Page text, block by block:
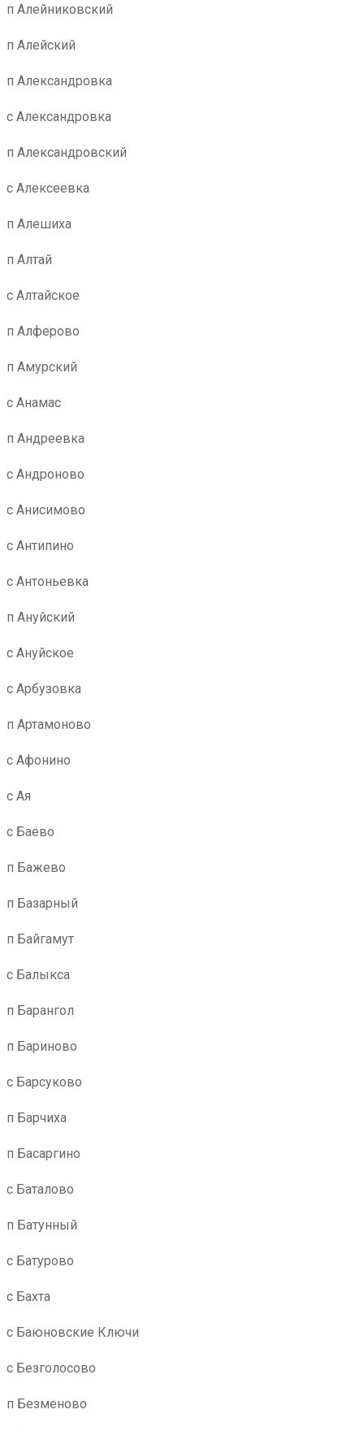
п Алейниковский
п Алейский
п Александровка
с Александровка
п Александровский
с Алексеевка
п Алешиха
п Алтай
с Алтайское
п Алферово
п Амурский
с Анамас
п Андреевка
с Андроново
с Анисимово
с Антипино
с Антоньевка
п Ануйский
с Ануйское
с Арбузовка
п Артамоново
с Афонино
с Ая
с Баево
п Бажево
п Базарный
п Байгамут
с Балыкса
п Барангол
п Бариново
с Барсуково
п Барчиха
п Басаргино
с Баталово
п Батунный
с Батурово
с Бахта
с Баюновские Ключи
с Безголосово
п Безменово